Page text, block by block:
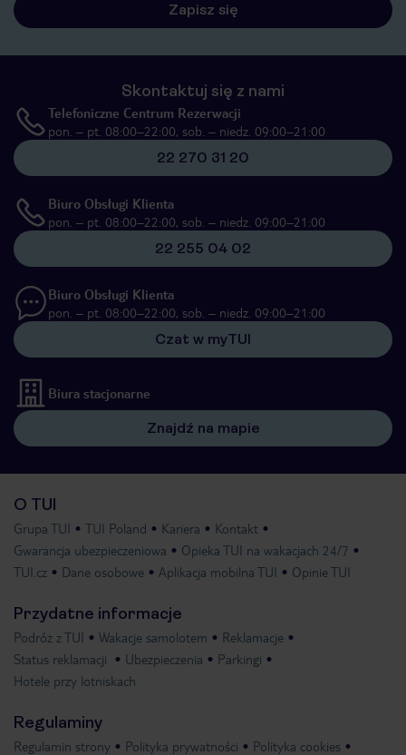
Zapisz się
Skontaktuj się z nami
Telefoniczne Centrum Rezerwacji
pon. – pt. 08:00–22:00, sob. – niedz. 09:00–21:00
22 270 31 20
Biuro Obsługi Klienta
pon. – pt. 08:00–22:00, sob. – niedz. 09:00–21:00
22 255 04 02
Biuro Obsługi Klienta
pon. – pt. 08:00–22:00, sob. – niedz. 09:00–21:00
Czat w myTUI
Biura stacjonarne
Znajdź na mapie
O TUI
Grupa TUI TUI Poland Kariera
Kontakt
Gwarancja ubezpieczeniowa
Opieka TUI na wakacjach 24/7
TUI.cz
Dane osobowe Aplikacja mobilna TUI Opinie TUI
Przydatne informacje
Podróż z TUI Wakacje samolotem
Reklamacje
Status reklamacji
Ubezpieczenia
Parkingi
Hotele przy lotniskach
Regulaminy
Regulamin strony Polityka prywatności Polityka cookies